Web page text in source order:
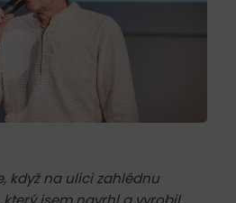
když na ulici zahlédnu